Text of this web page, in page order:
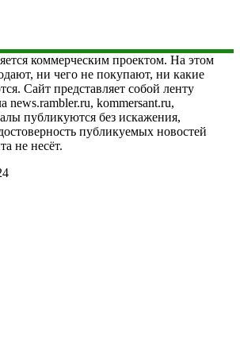
коммерческим проектом. На этом
ни чего не покупают, ни какие
Сайт представляет собой ленту
news.rambler.ru, kommersant.ru,
публикуются без искажения,
публикуемых новостей
не несёт.